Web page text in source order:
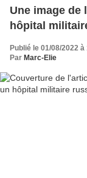
Une image de
hôpital
Publié le 01/08/2022 à
Par Marc-Elie